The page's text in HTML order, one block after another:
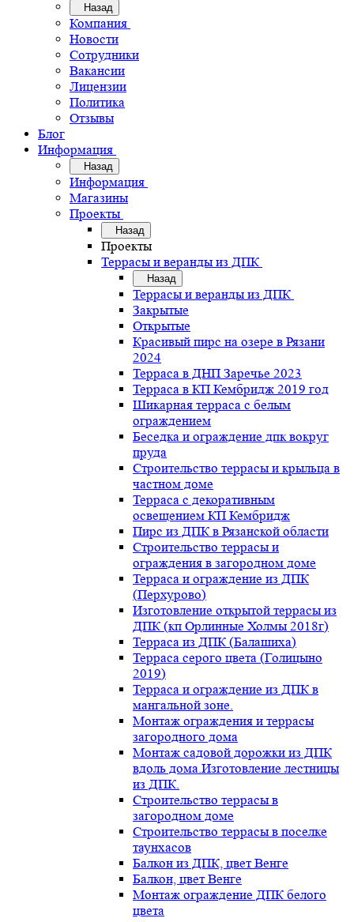
Назад
Компания
Новости
Сотрудники
Вакансии
Лицензии
Политика
Отзывы
Блог
Информация
Назад
Информация
Магазины
Проекты
Назад
Проекты
Террасы и веранды из ДПК
Назад
Террасы и веранды из ДПК
Закрытые
Открытые
Красивый пирс на озере в Рязани
2024
Терраса в ДНП Заречье 2023
Терраса в КП Кембридж 2019 год
Шикарная терраса с белым
ограждением
Беседка и ограждение дпк вокруг
пруда
Строительство террасы и крыльца в
частном доме
Терраса с декоративным
освещением КП Кембридж
Пирс из ДПК в Рязанской области
Строительство террасы и
ограждения в загородном доме
Терраса и ограждение из ДПК
(Перхурово)
Изготовление открытой террасы из
ДПК (кп Орлинные Холмы 2018г)
Терраса из ДПК (Балашиха)
Терраса серого цвета (Голицыно
2019)
Терраса и ограждение из ДПК в
мангальной зоне.
Монтаж ограждения и террасы
загородного дома
Монтаж садовой дорожки из ДПК
вдоль дома.Изготовление лестницы
из ДПК.
Строительство террасы в
загородном доме
Строительство террасы в поселке
таунхасов
Балкон из ДПК, цвет Венге
Балкон, цвет Венге
Монтаж ограждение ДПК белого
цвета